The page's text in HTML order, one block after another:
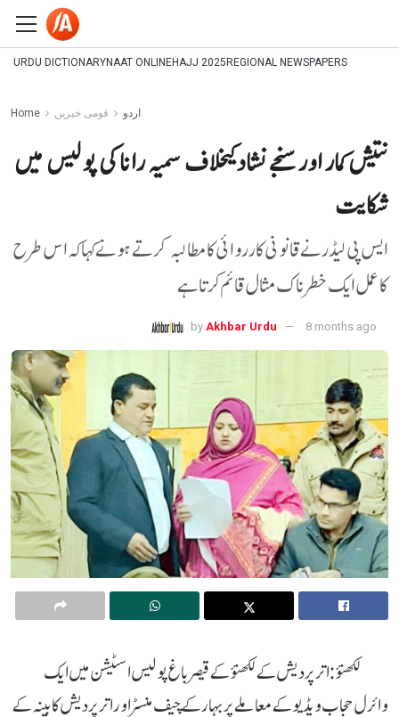
URDU DICTIONARYNAAT ONLINEHAJJ 2025 REGIONAL NEWSPAPERS
Home اردو قومی خبریں
نتیش کمار اورسنجے نشاد کیخلاف سمیہ رانا کی پولیس میں
شکایت
ایس پی لیڈرنےقانونی کارروائی کا مطالبہ کرتے ہو نے کہا کہ اس طرح
کا عمل ایک خطرناک مثال قائم کرتا ہے
by Akhbar Urdu 8 months ago
لکھنؤ : اترپردیش کے لکھنؤ کے قیصر باغ پولیس اسٹیشن میں ایک
وائرل حجاب ویڈیو کے معاملے پر بہار کے چیف منسٹر اور اترپردیش کابینہ کے